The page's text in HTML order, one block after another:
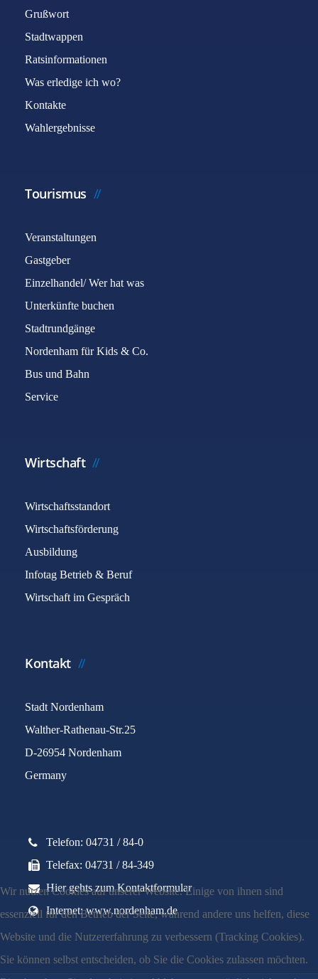
Grußwort
Stadtwappen
Ratsinformationen
Was erledige ich wo?
Kontakte
Wahlergebnisse
Tourismus
Veranstaltungen
Gastgeber
Einzelhandel/ Wer hat was
Unterkünfte buchen
Stadtrundgänge
Nordenham für Kids & Co.
Bus und Bahn
Service
Wirtschaft
Wirtschaftsstandort
Wirtschaftsförderung
Ausbildung
Infotag Betrieb & Beruf
Wirtschaft im Gespräch
Kontakt
Stadt Nordenham
Walther-Rathenau-Str.25
D-26954 Nordenham
Germany
Telefon: 04731 / 84-0
Telefax: 04731 / 84-349
Hier gehts zum Kontaktformular
Internet: www.nordenham.de
Wir nutzen Cookies auf unserer Website. Einige von ihnen sind
essenziell für den Betrieb der Seite, während andere uns helfen, diese
Website und die Nutzererfahrung zu verbessern (Tracking Cookies).
Sie können selbst entscheiden, ob Sie die Cookies zulassen möchten.